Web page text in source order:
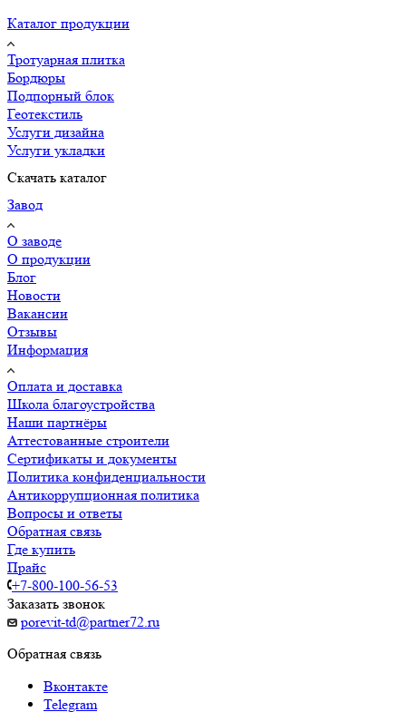
Каталог продукции
Тротуарная плитка
Бордюры
Подпорный блок
Геотекстиль
Услуги дизайна
Услуги укладки
Скачать каталог
Завод
О заводе
О продукции
Блог
Новости
Вакансии
Отзывы
Информация
Оплата и доставка
Школа благоустройства
Наши партнёры
Аттестованные строители
Сертификаты и документы
Политика конфиденциальности
Антикоррупционная политика
Вопросы и ответы
Обратная связь
Где купить
Прайс
+7-800-100-56-53
Заказать звонок
porevit-td@partner72.ru
Обратная связь
Вконтакте
Telegram